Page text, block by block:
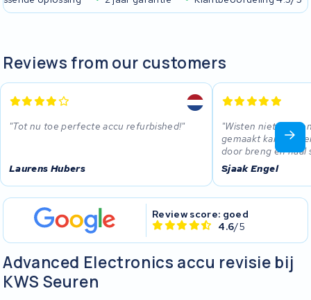
Reviews from our customers
Tot nu toe perfecte accu refurbished!
Laurens Hubers
Wisten niet dat
gemaakt kan
door breng en haal
Sjaak Engel
Review score: goed
4.6/5
Advanced Electronics accu revisie bij
KWS Seuren